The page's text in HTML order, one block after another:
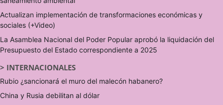
Actualizan implementación de transformaciones económicas y
sociales (+Video)
La Asamblea Nacional del Poder Popular aprobó la liquidación del
Presupuesto del Estado correspondiente a 2025
> INTERNACIONALES
Rubio ¿sancionará el muro del malecón habanero?
China y Rusia debilitan al dólar